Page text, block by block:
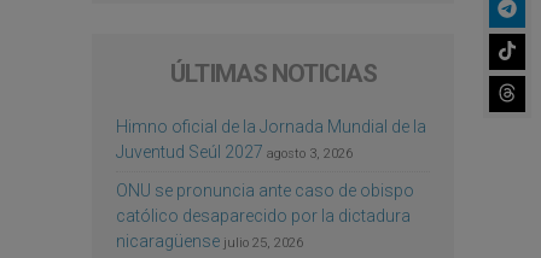
ÚLTIMAS NOTICIAS
Himno oficial de la Jornada Mundial de la
Juventud Seúl 2027 agosto 3, 2026
ONU se pronuncia ante caso de obispo
católico desaparecido por la dictadura
nicaragüense julio 25, 2026